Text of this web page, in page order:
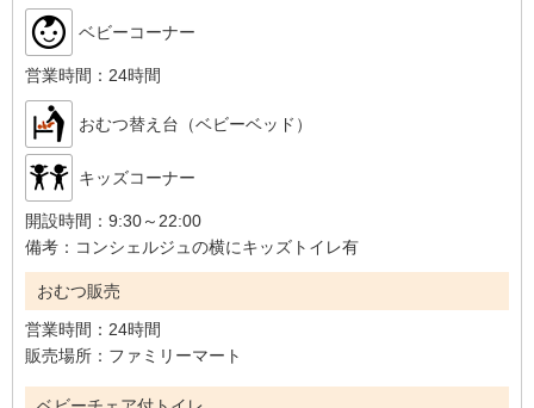
ベビーコーナー
営業時間： 24時間
おむつ替え台（ベビーベッド）
キッズコーナー
開設時間： 9:30～22:00
備考： コンシェルジュの横にキッズトイレ有
おむつ販売
営業時間： 24時間
販売場所： ファミリーマート